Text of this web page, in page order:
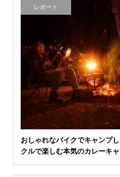
レポート
おしゃれなバイクでキャンプ
クルで楽しむ本気のカレーキ